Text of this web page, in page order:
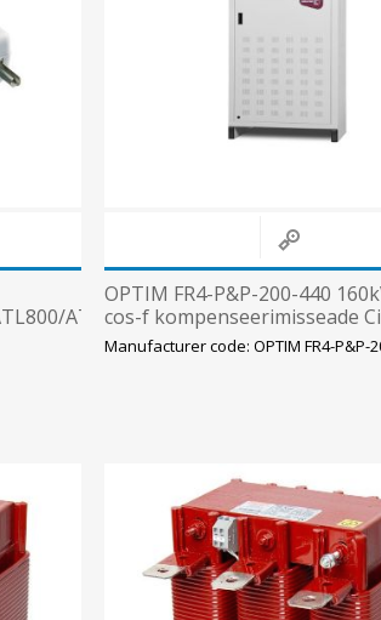
ATL900-
OPTIM FR4-P&P-200-440
cos-f kompenseerimisseade
Manufacturer code: OPTIM FR4-P&P-